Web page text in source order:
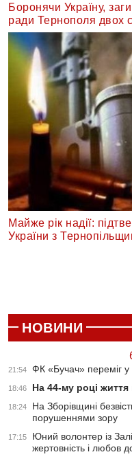
Боронячи Україну,
ради Тернополя двох
Майже рік надії:
України з
НОВИНИ
21:54 ФК «Бучач» переміг
18:46 На 44-му році
18:24
На Зборівщині
порушеннями зору
17:15
Юний волонтер із
жертовність і любов